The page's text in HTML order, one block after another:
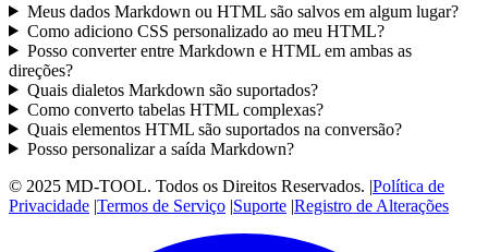
Meus dados Markdown ou HTML são salvos em algum lugar?
Como adiciono CSS personalizado ao meu HTML?
Posso converter entre Markdown e HTML em ambas as
direções?
Quais dialetos Markdown são suportados?
Como converto tabelas HTML complexas?
Quais elementos HTML são suportados na conversão?
Posso personalizar a saída Markdown?
© 2025 MD-TOOL. Todos os Direitos Reservados. |Política de
Privacidade |Termos de Serviço |Suporte |Registro de Alterações